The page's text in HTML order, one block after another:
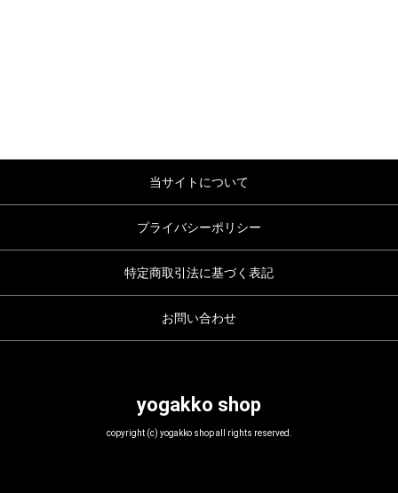
当サイトについて
プライバシーポリシー
特定商取引法に基づく表記
お問い合わせ
yogakko shop
copyright (c) yogakko shop all rights reserved.